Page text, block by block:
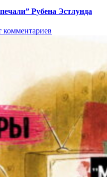
Рубена Эстлунда
комментариев